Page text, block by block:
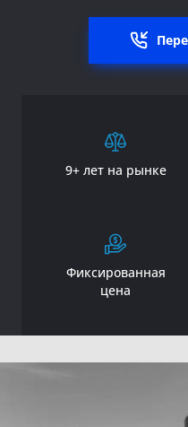
9+ лет на рынке
Фиксированная
цена